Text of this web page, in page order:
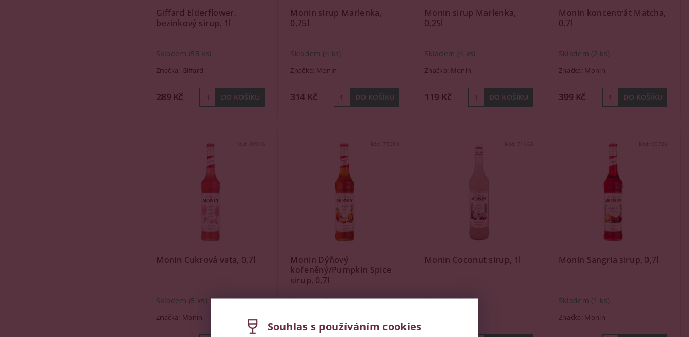
Giffard Elderflower,
bezinkový sirup, 1l
Skladem (58 ks)
Značka: Giffard
289 Kč
Monin sirup Marlenka,
0,75l
Skladem (4 ks)
Značka: Monin
314 Kč
Monin sirup Marlenka,
0,25l
Skladem (4 ks)
Značka: Monin
119 Kč
Monin koncentrát Matcha,
0,7l
Skladem (2 ks)
Značka: Monin
399 Kč
Kód:
Monin Cukrová vata, 0,7l
Skladem (5 ks)
Značka: Monin
Kód: 75089
Monin Dýňový
kořeněný/Pumpkin Spice
sirup, 0,7l
Skladem(21 ks)
Kód: 71668
Monin Coconut sirup, 1l
Skladem(2 ks)
Kód: 69726
Monin Sangria sirup, 0,7l
Skladem (1 ks)
Značka: Monin
Souhlas s používáním cookies